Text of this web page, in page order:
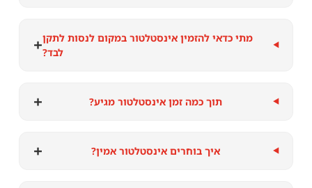
מתי כדאי להזמין אינסטלטור במקום לנסות לתקן
לבד?+
תוך כמה זמן אינסטלטור מגיע? +
איך בוחרים אינסטלטור אמין? +